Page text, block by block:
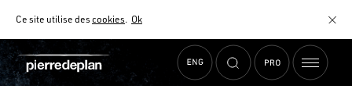
Ce site utilise descookies. Ok
Accueil Actualités MOBALPA HERBLAY